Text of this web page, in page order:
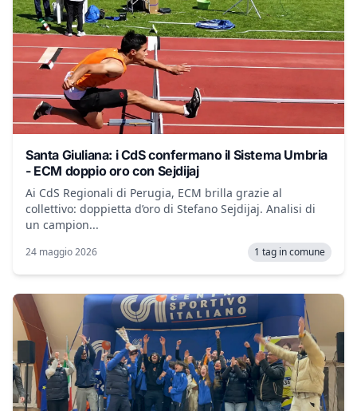
Santa Giuliana: i CdS confermano il Sistema Umbria
- ECM doppio oro con Sejdijaj
Ai CdS Regionali di Perugia, ECM brilla grazie al
collettivo: doppietta d’oro di Stefano Sejdijaj. Analisi di
un campion...
24 maggio 2026 1 tag in comune